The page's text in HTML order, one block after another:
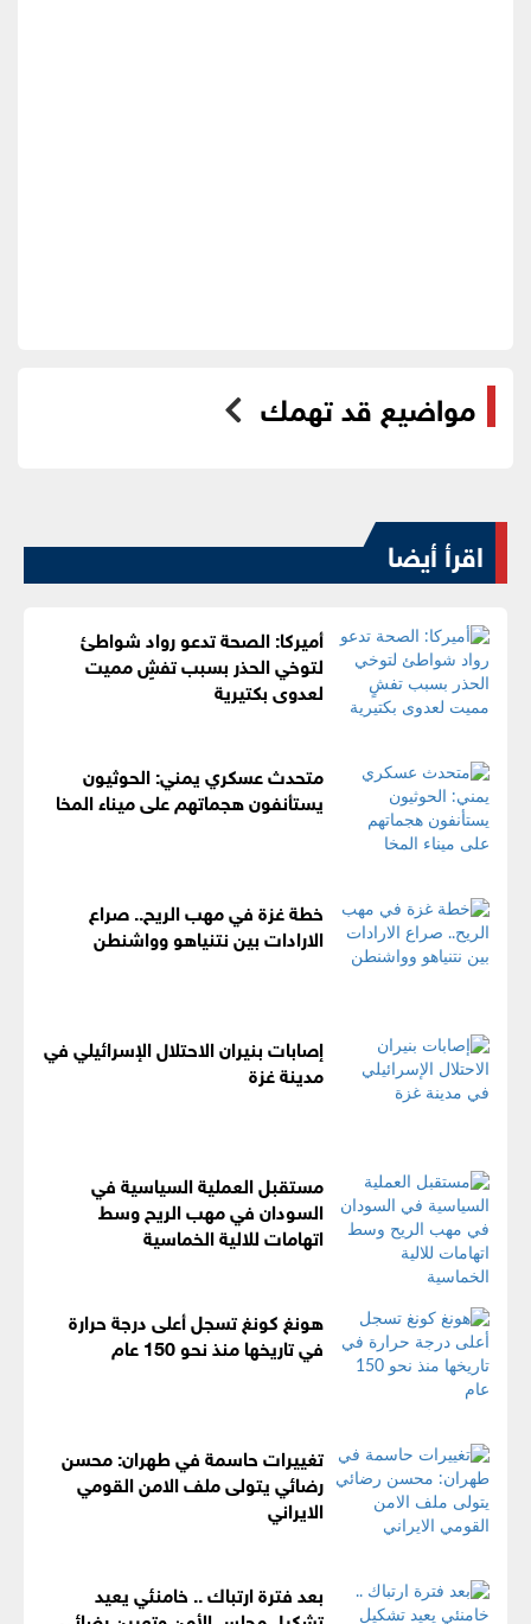
مواضيع قد تهمك
اقرأ أيضا
أميركا: الصحة تدعو رواد شواطئ
لتوخي الحذر بسبب تفشٍ مميت
لعدوى بكتيرية
متحدث عسكري يمني: الحوثيون
يستأنفون هجماتهم على ميناء المخا
خطة غزة في مهب الريح.. صراع
الارادات بين نتنياهو وواشنطن
إصابات بنيران الاحتلال الإسرائيلي في
مدينة غزة
مستقبل العملية السياسية في
السودان في مهب الريح وسط
اتهامات للالية الخماسية
هونغ كونغ تسجل أعلى درجة حرارة
في تاريخها منذ نحو 150 عام
تغييرات حاسمة في طهران: محسن
رضائي يتولى ملف الامن القومي
الايراني
بعد فترة ارتباك .. خامنئي يعيد